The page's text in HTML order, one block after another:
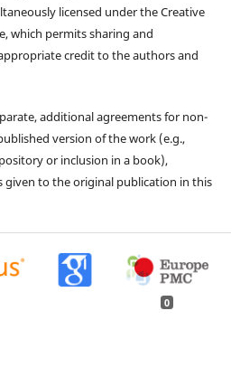
licensed under the Creative
which permits sharing and
credit to the authors and
additional agreements for non-
version of the work (e.g.,
or inclusion in a book),
to the original publication in this
0